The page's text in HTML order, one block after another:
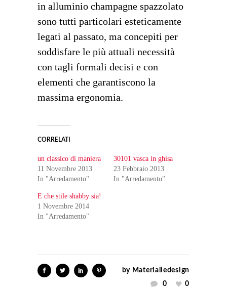
in alluminio champagne spazzolato
sono tutti particolari esteticamente
legati al passato, ma concepiti per
soddisfare le più attuali necessità
con tagli formali decisi e con
elementi che garantiscono la
massima ergonomia.
CORRELATI
un classico di maniera
11 Novembre 2013
In "Arredamento"
30101 vasca in ghisa
23 Febbraio 2013
In "Arredamento"
E che stile shabby sia!
1 Novembre 2014
In "Arredamento"
by Materialiedesign
0
0